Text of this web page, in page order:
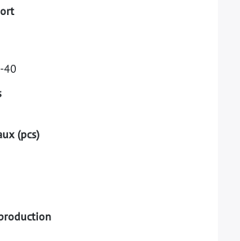
ort
-40
ux (pcs)
roduction